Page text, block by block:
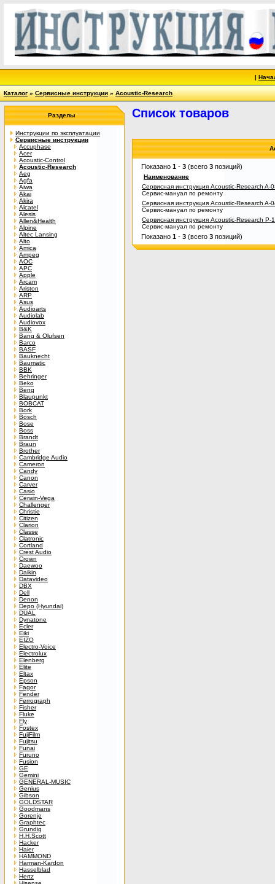
|
Каталог»Сервисные инструкции»Acoustic-Research
Разделы
Инструкции по эксплуатации
Сервисные инструкции
Accuphase
Acer
Acoustic-Control
Acoustic-Research
Aeg
Agfa
Aiwa
Akai
Akira
Alcatel
Alesis
Allen&Health
Alpine
Altec Lansing
Alto
Amica
Ampeg
AOC
APC
Apple
Arcam
Ariston
ARP
Asus
Audioarts
Audiolab
Audiovox
B&K
Bang & Olufsen
Barco
BASF
Bauknecht
Baumatic
BBK
Behringer
Beko
Benq
Blaupunkt
BOBCAT
Bork
Bosch
Bose
Boss
Brandt
Braun
Brother
Cambridge Audio
Cameron
Candy
Canon
Carver
Casio
Cerwin-Vega
Challenger
Christie
Citizen
Clarion
Classe
Clatronic
Cortland
Crest Audio
Crown
Daewoo
Daikin
Datavideo
DBX
Dell
Denon
Depo (Hyundai)
DUAL
Dynatone
Ecler
Eiki
EIZO
Electro-Voice
Electrolux
Elenberg
Elite
Eltax
Epson
Fagor
Fender
Ferrograph
Fisher
Fluke
Fly
Fostex
FujiFilm
Fujitsu
Funai
Furuno
Fusion
GE
Gemini
GENERAL-MUSIC
Genius
Gibson
GOLDSTAR
Goodmans
Gorenje
Graphtec
Grundig
H.H.Scott
Hacker
Haier
HAMMOND
Harman-Kardon
Hasselblad
Hertz
Список товаров
Показано 1 - 3 (всего 3 позиций)
Наименование
Сервисная инструкция Acoustic-Research A-
Сервис-мануал по ремонту
Сервисная инструкция Acoustic-Research A-
Сервис-мануал по ремонту
Сервисная инструкция Acoustic-Research P-
Сервис-мануал по ремонту
Показано 1 - 3 (всего 3 позиций)